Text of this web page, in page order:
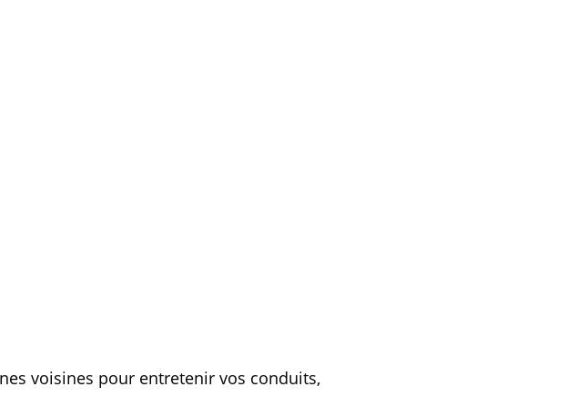
voisines pour entretenir vos conduits,